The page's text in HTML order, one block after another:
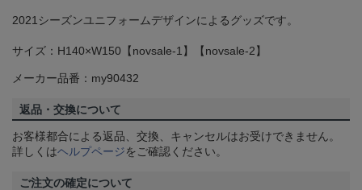
2021シーズンユニフォームデザインによるグッズです。
サイズ：H140×W150【novsale-1】【novsale-2】
メーカー品番：my90432
返品・交換について
お客様都合による返品、交換、キャンセルはお受けできません。
詳しくはヘルプページをご確認ください。
ご注文の確定について